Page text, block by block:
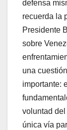
defensa
recuerda la
Presidente
sobre
una
importante:
voluntad
única vía